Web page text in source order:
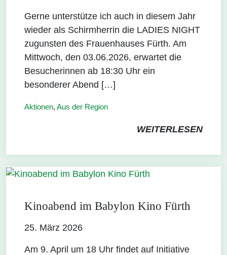
Gerne unterstütze ich auch in diesem Jahr
wieder als Schirmherrin die LADIES NIGHT
zugunsten des Frauenhauses Fürth. Am
Mittwoch, den 03.06.2026, erwartet die
Besucherinnen ab 18:30 Uhr ein
besonderer Abend […]
Aktionen, Aus der Region
WEITERLESEN
Kinoabend im Babylon Kino Fürth
25. März 2026
Am 9. April um 18 Uhr findet auf Initiative